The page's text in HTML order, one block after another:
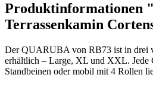
Produktinformationen
Terrassenkamin
Der QUARUBA von RB73 ist in drei
erhältlich – Large, XL und XXL. Jede
Standbeinen oder mobil mit 4 Rollen